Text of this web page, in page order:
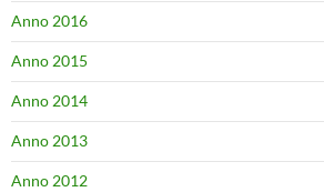
Anno 2016
Anno 2015
Anno 2014
Anno 2013
Anno 2012